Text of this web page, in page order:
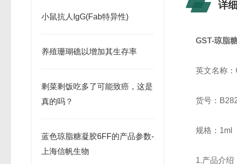
小鼠抗人IgG(Fab特异性)
养殖珊瑚礁以增加其生存率
剩菜剩饭吃多了可能致癌，这是
真的吗？
蓝色琼脂糖凝胶6FF的产品参数-
上海信帆生物
详
GST-琼脂
英文名称：
货号：
规格：1ml
1.产品介绍